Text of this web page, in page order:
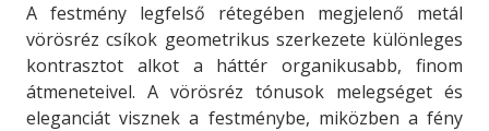
A festmény legfelső rétegében megjelenő metál
vörösréz csíkok geometrikus szerkezete különleges
kontrasztot alkot a háttér organikusabb, finom
átmeneteivel. A vörösréz tónusok melegséget és
eleganciát visznek a festménybe, miközben a fény